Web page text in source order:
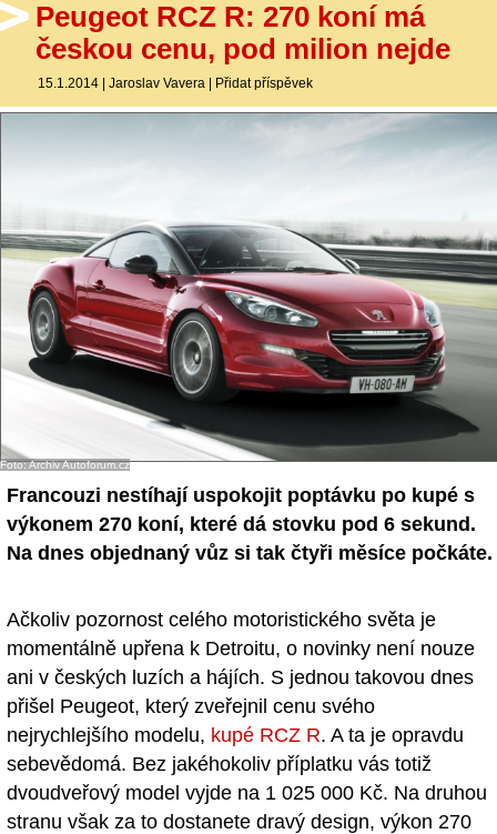
Peugeot RCZ R: 270 koní má
českou cenu, pod milion nejde
15.1.2014 | Jaroslav Vavera | Přidat příspěvek
Foto: Archiv Autoforum.cz
Francouzi nestíhají uspokojit poptávku po kupé s
výkonem 270 koní, které dá stovku pod 6 sekund.
Na dnes objednaný vůz si tak čtyři měsíce počkáte.
Ačkoliv pozornost celého motoristického světa je
momentálně upřena k Detroitu, o novinky není nouze
ani v českých luzích a hájích. S jednou takovou dnes
přišel Peugeot, který zveřejnil cenu svého
nejrychlejšího modelu, kupé RCZ R. A ta je opravdu
sebevědomá. Bez jakéhokoliv příplatku vás totiž
dvoudveřový model vyjde na 1 025 000 Kč. Na druhou
stranu však za to dostanete dravý design, výkon 270